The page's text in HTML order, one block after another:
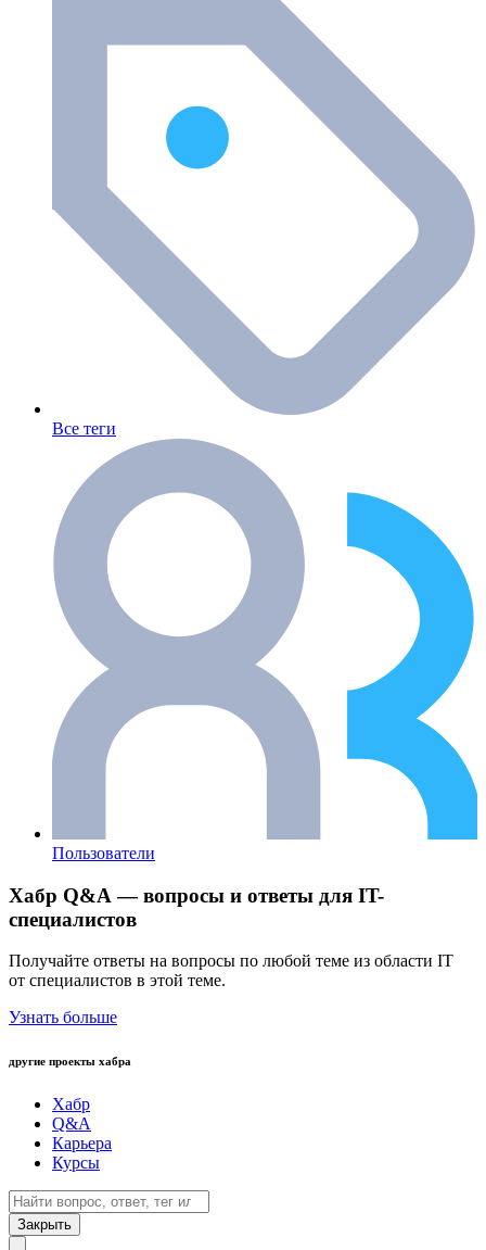
Все теги
Пользователи
Хабр Q&A — вопросы и ответы для IT-
специалистов
Получайте ответы на вопросы по любой теме из области IT
от специалистов в этой теме.
Узнать больше
другие проекты хабра
Хабр
Q&A
Карьера
Курсы
Закрыть